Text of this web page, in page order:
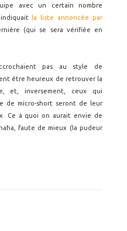
avec un certain nombre
la liste annoncée par
(qui se sera vérifiée en
pas au style de
être heureux de retrouver la
et, inversement, ceux qui
de micro-short seront de leur
Ce à quoi on aurait envie de
faute de mieux (la pudeur